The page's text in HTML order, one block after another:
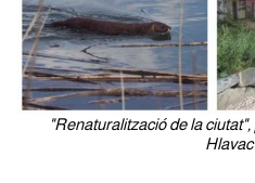
"Renaturalització de la